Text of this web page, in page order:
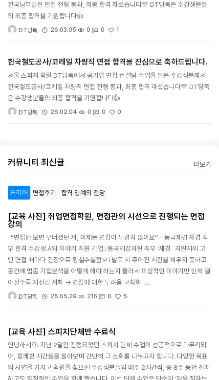
한국남부발전 면접 전형 통과, 최종 합격 하셨습니다🎊 DT당톡은 수강생분들
의 최종 합격을 기원합니다👍
DT당톡 26.03.05 0 0 1
한국철도공사/코레일 차량직 면접 합격을 진심으로 축하드립니다.
서울 스피치 학원 DT당톡에서 공기업 면접 컨설팅 수업을 들은 수강생분께서
한국철도공사/코레일 차량직 면접 전형 통과, 최종 합격 하셨습니다🎊 DT당톡
은 수강생분들의 최종 합격을 기원합니다👍
DT당톡 26.02.04 0 0 0
커뮤니티 최신글 더보기
커리어 면접후기 합격 명예의 전당
[교육 사진] 취업면접학원, 면접관의 시선으로 진행되는 면접
강의
“면접만 보면 무너졌던 저, 이제는 면접이 두렵지 않아요” – 동국제강 재경 직
무 합격 수강생 A의 이야기 지원 기업 : 동국제강지원 직무 :재경 지원자의 고
민 면접 때마다 긴장으로 횡설수설함 PT발표 시 주어진 시간을 채우지 못하고
중간에 멈춤 기업분석을 어떻게 해야 하는지 몰라서 피상적인 이야기만 반복 떨
어질수록 자신감 저하 → 면접에 대한 두려움 고착화 …
DT당톡 25.05.29 216 0 5
[교육 사진] 스피치단체반 수료식
안녕하세요! 지난 2달간 진행되었던 스피치 단체 수업이 성공적으로 마무리되
어, 함께한 시간들을 돌아보며 간단히 그 소회를 나누고자 합니다. 다양한 목표
와 사연을 가지고 학원을 찾으신 수강생분들과 매주 2시간씩, 총 8주 동안 진지